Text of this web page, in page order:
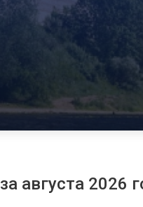
за августа 2026